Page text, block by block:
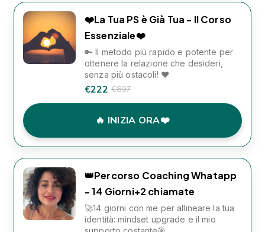
❤️La Tua PS è Già Tua - Il Corso
Essenziale❤️
🔑 Il metodo più rapido e potente per
ottenere la relazione che desideri,
senza più ostacoli! ❤️
€222 €897
🔥 INIZIA ORA❤️
👑Percorso Coaching Whatapp
- 14 Giorni+2 chiamate
🚀14 giorni con me per allineare la tua
identità: mindset upgrade e il mio